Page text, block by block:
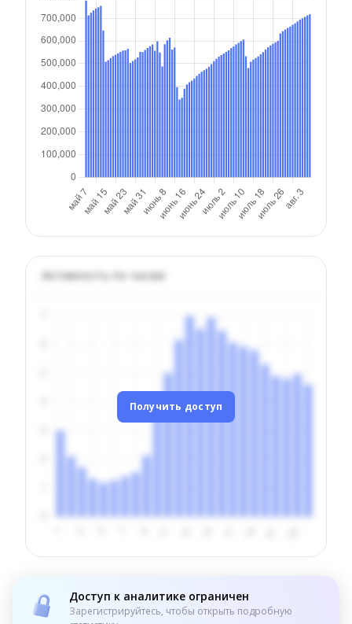
Активность по часам
Получить доступ
Доступ к аналитике ограничен
Зарегистрируйтесь, чтобы открыть подробную